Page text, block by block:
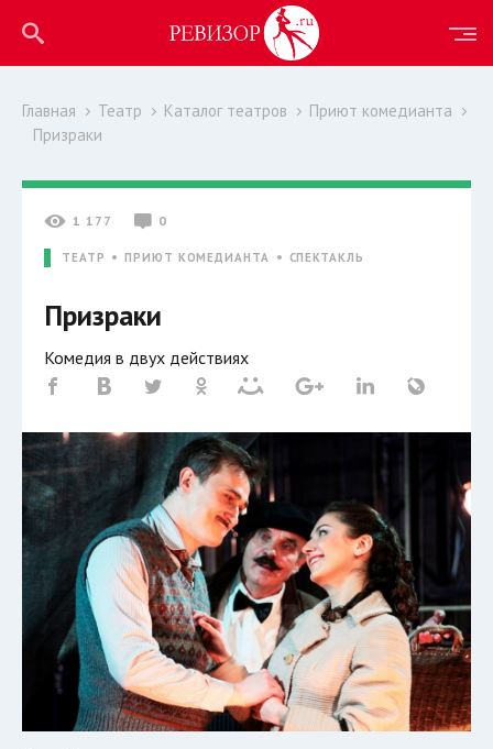
Главная Театр Каталог театров
Приют комедианта
Призраки
1 177 0
ТЕАТР ПРИЮТ КОМЕДИАНТА СПЕКТАКЛЬ
Призраки
Комедия в двух действиях